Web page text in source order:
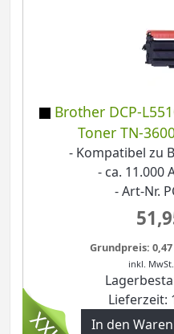
Brother DCP-
Toner TN-
- Kompatibel zu
- ca. 11.000
- Art-Nr.
Grundpreis:
inkl. MwSt.
Lieferzeit:
In den